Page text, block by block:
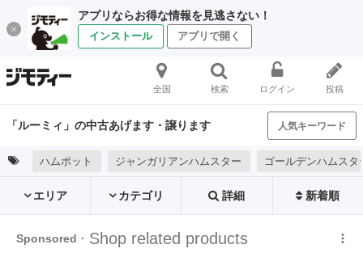
アプリならお得な情報を見逃さない！
インストール アプリで開く
全国 検索 ログイン 投稿
「ルーミィ」の中古あげます・譲ります 人気キーワード
ハムポット ジャンガリアンハムスター ゴールデンハムスタ
エリア カテゴリ 詳細 新着順